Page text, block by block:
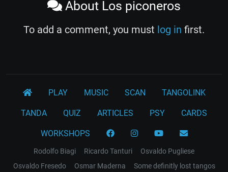
About Los piconeros
To add a comment, you must log in first.
PLAY MUSIC SCAN TANGOLINK
TANDA QUIZ ARTICLES PSY CARDS
WORKSHOPS
Rodolfo Biagi Ricardo Tanturi
Osvaldo Pugliese
Osvaldo Fresedo
Osmar Maderna Some definitly lost tangos